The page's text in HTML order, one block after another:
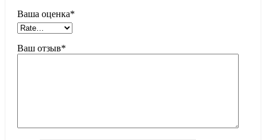
Ваша оценка*
Ваш отзыв*